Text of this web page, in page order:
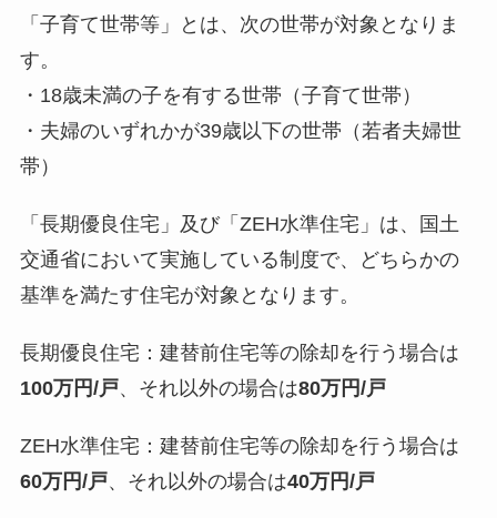
「子育て世帯等」とは、次の世帯が対象となりま
す。
・18歳未満の子を有する世帯（子育て世帯）
・夫婦のいずれかが39歳以下の世帯（若者夫婦世
帯）
「長期優良住宅」及び「ZEH水準住宅」は、国土
交通省において実施している制度で、どちらかの
基準を満たす住宅が対象となります。
長期優良住宅：建替前住宅等の除却を行う場合は
100万円/戸、それ以外の場合は80万円/戸
ZEH水準住宅：建替前住宅等の除却を行う場合は
60万円/戸、それ以外の場合は40万円/戸